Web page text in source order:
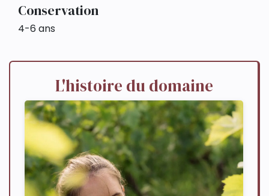
Conservation
4-6 ans
L'histoire du domaine